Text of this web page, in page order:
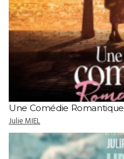
Une Comédie Romantique
Julie MIEL